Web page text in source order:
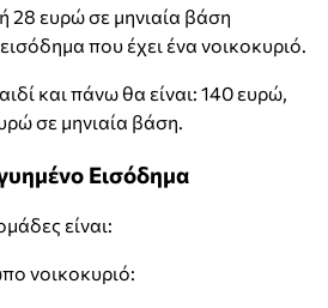
28 ευρώ σε μηνιαία βάση
που έχει ένα νοικοκυριό.
και πάνω θα είναι: 140 ευρώ,
σε μηνιαία βάση.
Εισόδημα
είναι:
νοικοκυριό: